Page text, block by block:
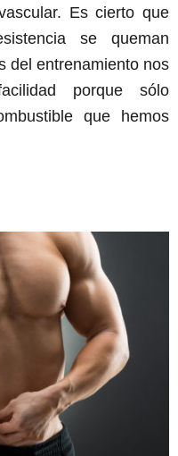
Es cierto que
se queman
del entrenamiento nos
porque sólo
que hemos